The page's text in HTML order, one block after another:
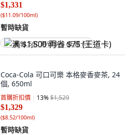
$1,331
($11.09/100ml)
暫時缺貨
满 $1,500 再省 $75 (王道卡)
Coca-Cola 可口可樂 本格麥香麥茶, 24
個, 650ml
首購折扣價 13%$1,529
$1,329
($8.52/100ml)
暫時缺貨